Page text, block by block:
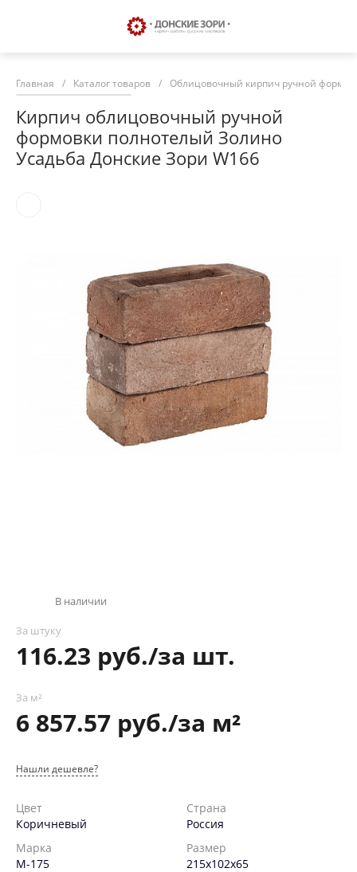
Главная / Каталог товаров / Облицовочный кирпич ручной
Кирпич облицовочный ручной
формовки полнотелый Золино
Усадьба Донские Зори W166
В наличии
За штуку
116.23 руб./за шт.
За м²
6 857.57 руб./за м²
Нашли дешевле?
Цвет
Коричневый
Страна
Россия
Марка
М-175
Размер
215х102х65